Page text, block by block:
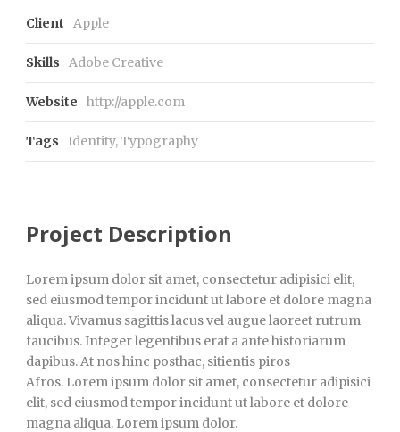
Client Apple
Skills Adobe Creative
Website http://apple.com
Tags Identity,Typography
Project Description
Lorem ipsum dolor sit amet, consectetur adipisici elit,
sed eiusmod tempor incidunt ut labore et dolore magna
aliqua. Vivamus sagittis lacus vel augue laoreet rutrum
faucibus. Integer legentibus erat a ante historiarum
dapibus. At nos hinc posthac, sitientis piros
Afros. Lorem ipsum dolor sit amet, consectetur adipisici
elit, sed eiusmod tempor incidunt ut labore et dolore
magna aliqua. Lorem ipsum dolor.